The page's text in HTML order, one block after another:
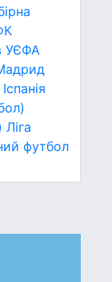
УЄФА
Іспанія
Ліга
футбол